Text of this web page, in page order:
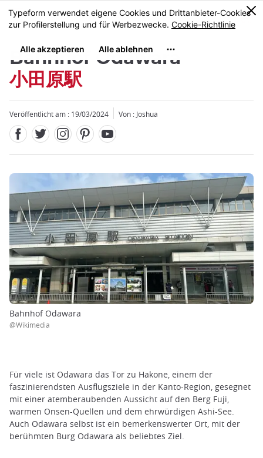
Größe
MENU
0
Bahnhof Odawara
小田原駅
Veröffentlicht am : 19/03/2024 Von : Joshua
Bahnhof Odawara
@Wikimedia
Für viele ist Odawara das Tor zu Hakone, einem der
faszinierendsten Ausflugsziele in der Kanto-Region, gesegnet
mit einer atemberaubenden Aussicht auf den Berg Fuji,
warmen Onsen-Quellen und dem ehrwürdigen Ashi-See.
Auch Odawara selbst ist ein bemerkenswerter Ort, mit der
berühmten Burg Odawara als beliebtes Ziel.